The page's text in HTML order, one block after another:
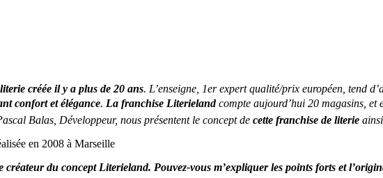
créée il y a plus de 20 ans. L’enseigne, 1er expert qualité/prix européen, tend
confort et élégance. La franchise Literielandcompte aujourd’hui 20 magasins,
Balas, Développeur, nous présentent le concept de cette franchise de literie
en 2008 à Marseille
du concept Literieland. Pouvez-vous m’expliquer les points forts et